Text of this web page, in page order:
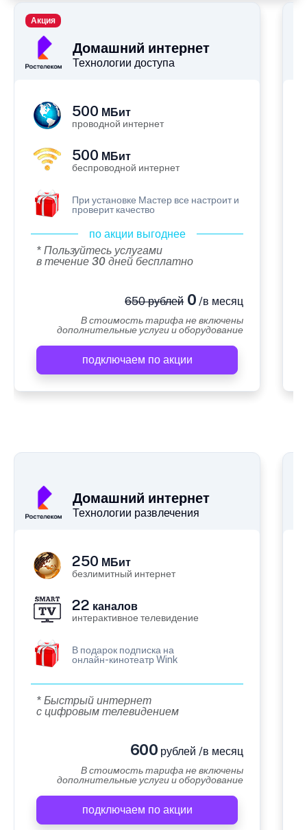
Домашний интернет
Технологии доступа
Акция
500 МБит
проводной интернет
500 МБит
беспроводной интернет
При установке Мастер все настроит и
проверит качество
по акции выгоднее
* Пользуйтесь услугами
в течение 30 дней бесплатно
650 рублей0 /в месяц
В стоимость тарифа не включены
дополнительные услуги и оборудование
подключаем по акции
Домашний интернет
Технологии развлечения
250 МБит
безлимитный интернет
22 каналов
интерактивное телевидение
В подарок подписка на
онлайн-кинотеатр Wink
* Быстрый интернет
с цифровым телевидением
600 рублей /в месяц
В стоимость тарифа не включены
дополнительные услуги и оборудование
подключаем по акции